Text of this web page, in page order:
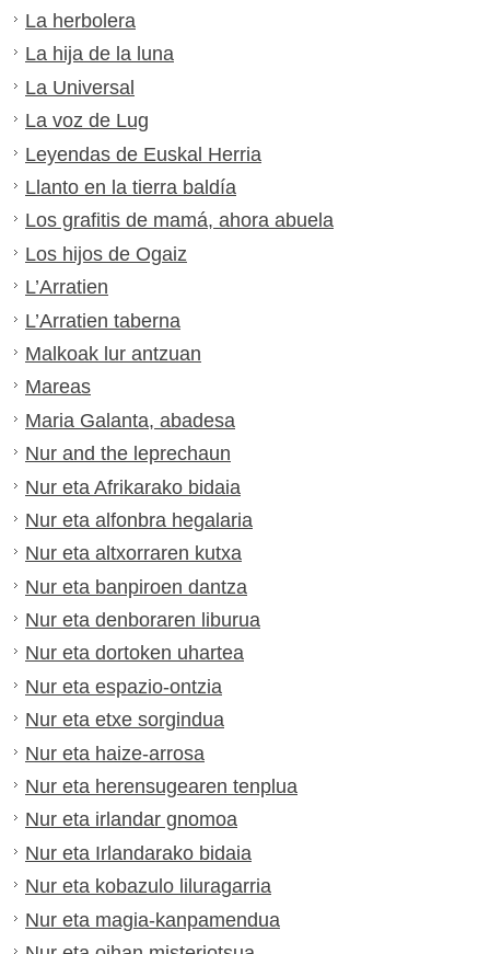
La herbolera
La hija de la luna
La Universal
La voz de Lug
Leyendas de Euskal Herria
Llanto en la tierra baldía
Los grafitis de mamá, ahora abuela
Los hijos de Ogaiz
L’Arratien
L’Arratien taberna
Malkoak lur antzuan
Mareas
Maria Galanta, abadesa
Nur and the leprechaun
Nur eta Afrikarako bidaia
Nur eta alfonbra hegalaria
Nur eta altxorraren kutxa
Nur eta banpiroen dantza
Nur eta denboraren liburua
Nur eta dortoken uhartea
Nur eta espazio-ontzia
Nur eta etxe sorgindua
Nur eta haize-arrosa
Nur eta herensugearen tenplua
Nur eta irlandar gnomoa
Nur eta Irlandarako bidaia
Nur eta kobazulo liluragarria
Nur eta magia-kanpamendua